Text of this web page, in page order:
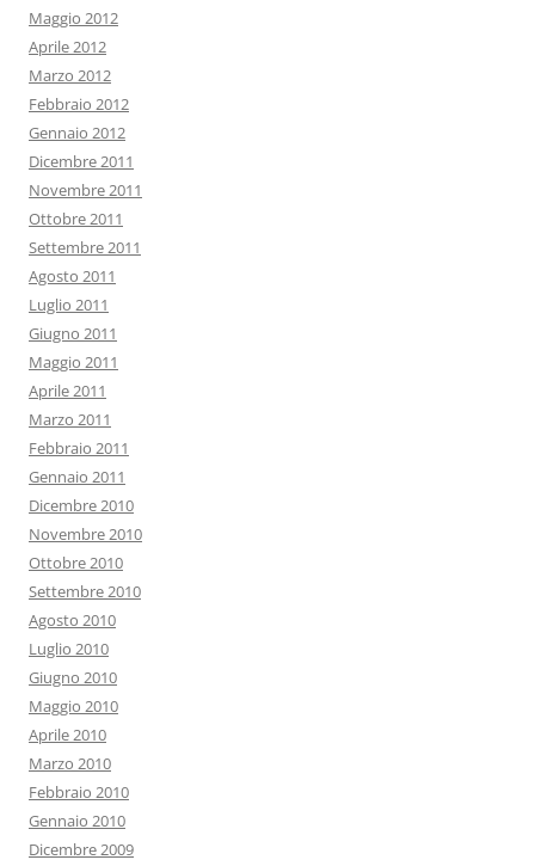
Maggio 2012
Aprile 2012
Marzo 2012
Febbraio 2012
Gennaio 2012
Dicembre 2011
Novembre 2011
Ottobre 2011
Settembre 2011
Agosto 2011
Luglio 2011
Giugno 2011
Maggio 2011
Aprile 2011
Marzo 2011
Febbraio 2011
Gennaio 2011
Dicembre 2010
Novembre 2010
Ottobre 2010
Settembre 2010
Agosto 2010
Luglio 2010
Giugno 2010
Maggio 2010
Aprile 2010
Marzo 2010
Febbraio 2010
Gennaio 2010
Dicembre 2009